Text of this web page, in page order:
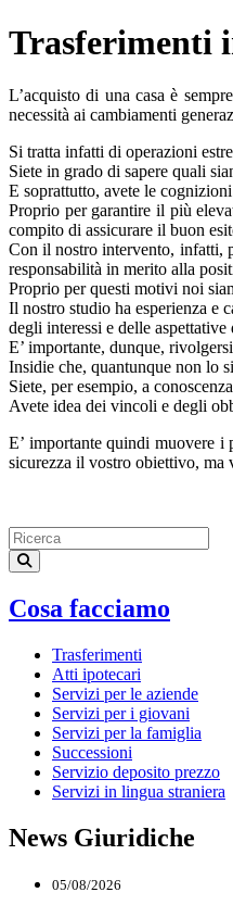
Trasferimenti
L’acquisto di una casa è
necessità ai cambiamenti
Si tratta infatti di operazioni
Siete in grado di sapere quali
E soprattutto, avete le
Proprio per garantire il più
compito di assicurare il buon
Con il nostro intervento, infatti,
responsabilità in merito alla
Proprio per questi motivi noi
Il nostro studio ha esperienza e
degli interessi e delle aspettative
E’ importante, dunque,
Insidie che, quantunque non lo
Siete, per esempio, a
Avete idea dei vincoli e degli
E’ importante quindi muovere
sicurezza il vostro obiettivo,
Cosa facciamo
Trasferimenti
Atti ipotecari
Servizi per le aziende
Servizi per i giovani
Servizi per la famiglia
Successioni
Servizio deposito prezzo
Servizi in lingua straniera
News Giuridiche
05/08/2026